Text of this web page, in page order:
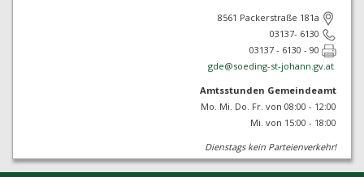
8561 Packerstraße 181a
03137- 6130
03137 - 6130 - 90
gde@soeding-st-johann.gv.at
Amtsstunden Gemeindeamt
Mo. Mi. Do. Fr. von 08:00 - 12:00
Mi. von 15:00 - 18:00
Dienstags kein Parteienverkehr!